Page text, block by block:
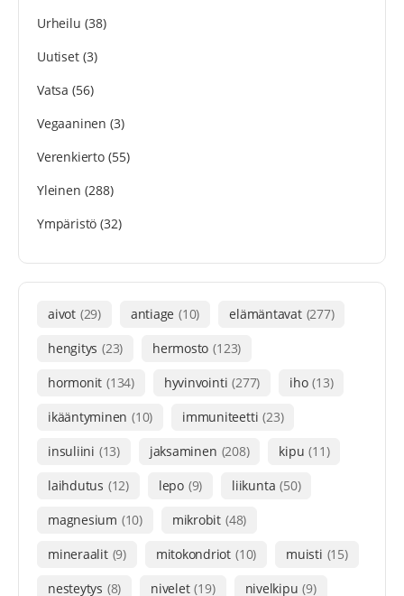
Urheilu (38)
Uutiset(3)
Vatsa (56)
Vegaaninen (3)
Verenkierto(55)
Yleinen (288)
Ympäristö (32)
aivot (29) antiage (10) elämäntavat (277)
hengitys (23) hermosto (123)
hormonit (134) hyvinvointi (277) iho (13)
ikääntyminen (10) immuniteetti (23)
insuliini (13) jaksaminen (208) kipu (11)
laihdutus (12) lepo (9) liikunta (50)
magnesium (10) mikrobit (48)
mineraalit (9) mitokondriot (10) muisti (15)
nesteytys (8) nivelet (19) nivelkipu (9)